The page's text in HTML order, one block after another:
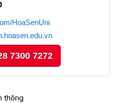
HoaSenUni
7300 7272
thông